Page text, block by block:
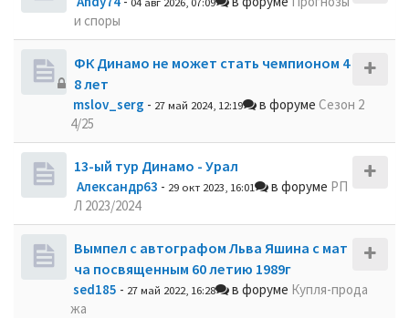
и споры
ФК Динамо не может стать чемпионом 4
8 лет
mslov_serg - 27 май 2024, 12:19 в форуме Сезон 2
4/25
13-ый тур Динамо - Урал
Александр63 - 29 окт 2023, 16:01 в форуме РП
Л 2023/2024
Вымпел с автографом Льва Яшина с мат
ча посвященным 60 летию 1989г
sed185 - 27 май 2022, 16:28 в форуме Купля-прода
жа